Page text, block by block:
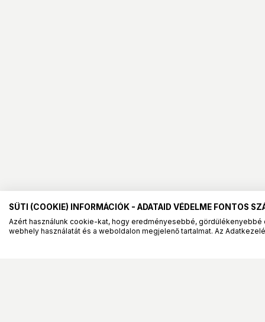
SÜTI (COOKIE) INFORMÁCIÓK - ADATAID VÉDELME FONTOS
Azért használunk cookie-kat, hogy eredményesebbé,
webhely használatát és a weboldalon megjelenő tartalmat. Az